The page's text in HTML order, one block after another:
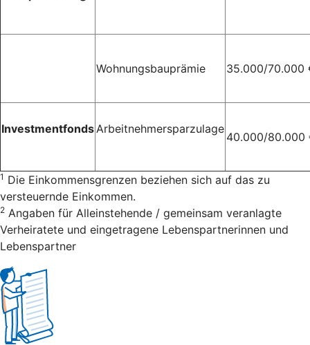
Wohnungsbauprämie 35.000/70.000
Investmentfonds Arbeitnehmersparzulage
40.000/80.000
1 Die Einkommensgrenzen beziehen sich auf das zu
versteuernde Einkommen.
2 Angaben für Alleinstehende / gemeinsam veranlagte
Verheiratete und eingetragene Lebenspartnerinnen und
Lebenspartner